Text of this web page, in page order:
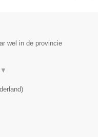
wel in de provincie
▼
)